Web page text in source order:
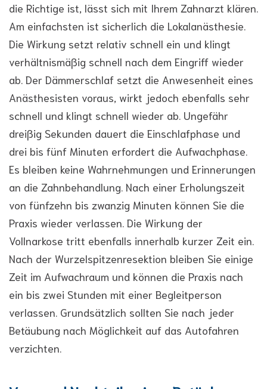
die Richtige ist, lässt sich mit Ihrem Zahnarzt klären.
Am einfachsten ist sicherlich die Lokalanästhesie.
Die Wirkung setzt relativ schnell ein und klingt
verhältnismäßig schnell nach dem Eingriff wieder
ab. Der Dämmerschlaf setzt die Anwesenheit eines
Anästhesisten voraus, wirkt jedoch ebenfalls sehr
schnell und klingt schnell wieder ab. Ungefähr
dreißig Sekunden dauert die Einschlafphase und
drei bis fünf Minuten erfordert die Aufwachphase.
Es bleiben keine Wahrnehmungen und Erinnerungen
an die Zahnbehandlung. Nach einer Erholungszeit
von fünfzehn bis zwanzig Minuten können Sie die
Praxis wieder verlassen. Die Wirkung der
Vollnarkose tritt ebenfalls innerhalb kurzer Zeit ein.
Nach der Wurzelspitzenresektion bleiben Sie einige
Zeit im Aufwachraum und können die Praxis nach
ein bis zwei Stunden mit einer Begleitperson
verlassen. Grundsätzlich sollten Sie nach jeder
Betäubung nach Möglichkeit auf das Autofahren
verzichten.